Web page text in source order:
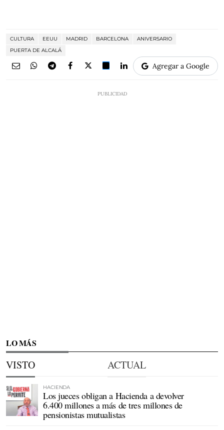
CULTURA EEUU MADRID BARCELONA
ANIVERSARIO
PUERTA DE ALCALÁ
Agregar a Google
LO MÁS
VISTO ACTUAL
HACIENDA
Los jueces obligan a Hacienda a devolver
6.400 millones a más de tres millones de
pensionistas mutualistas